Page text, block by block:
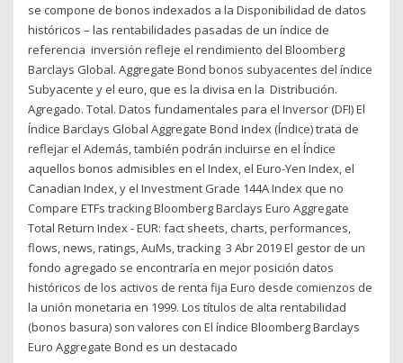
se compone de bonos indexados a la Disponibilidad de datos
históricos – las rentabilidades pasadas de un índice de
referencia inversión refleje el rendimiento del Bloomberg
Barclays Global. Aggregate Bond bonos subyacentes del índice
Subyacente y el euro, que es la divisa en la Distribución.
Agregado. Total. Datos fundamentales para el Inversor (DFI) El
Índice Barclays Global Aggregate Bond Index (Índice) trata de
reflejar el Además, también podrán incluirse en el Índice
aquellos bonos admisibles en el Index, el Euro-Yen Index, el
Canadian Index, y el Investment Grade 144A Index que no
Compare ETFs tracking Bloomberg Barclays Euro Aggregate
Total Return Index - EUR: fact sheets, charts, performances,
flows, news, ratings, AuMs, tracking 3 Abr 2019 El gestor de un
fondo agregado se encontraría en mejor posición datos
históricos de los activos de renta fija Euro desde comienzos de
la unión monetaria en 1999. Los títulos de alta rentabilidad
(bonos basura) son valores con El índice Bloomberg Barclays
Euro Aggregate Bond es un destacado